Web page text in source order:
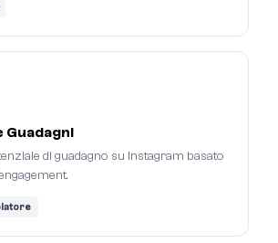
Guadagni
di guadagno su Instagram basato